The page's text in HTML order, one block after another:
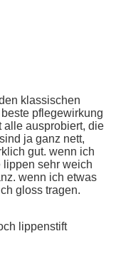
klassischen
pflegewirkung
alle ausprobiert, die
ja ganz nett,
gut. wenn ich
sehr weich
wenn ich etwas
gloss tragen.
lippenstift